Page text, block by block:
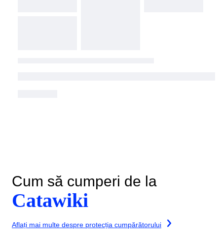
Cum să cumperi de la
Catawiki
Aflați mai multe despre protecția cumpărătorului